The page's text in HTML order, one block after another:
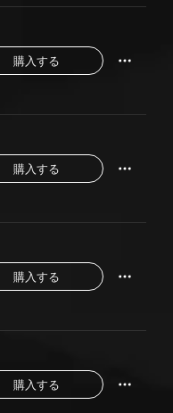
購入する
購入する
購入する
購入する